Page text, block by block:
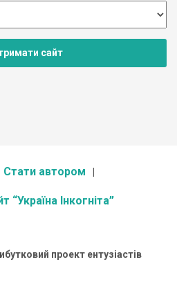
сайт
Стати автором
“Україна Інкогніта”
проект ентузіастів